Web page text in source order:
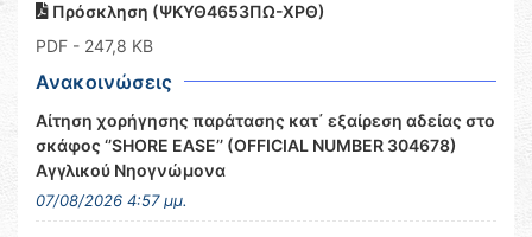
Πρόσκληση (ΨΚΥΘ4653ΠΩ-ΧΡΘ)
PDF - 247,8 KB
Ανακοινώσεις
Αίτηση χορήγησης παράτασης κατ΄ εξαίρεση αδείας στο
σκάφος ‘’SHORE EASE’’ (OFFICIAL NUMBER 304678)
Αγγλικού Νηογνώμονα
07/08/2026 4:57 μμ.